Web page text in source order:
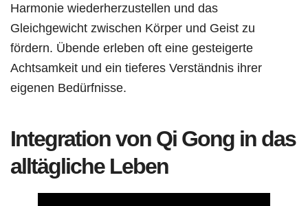
Harmonie wiederherzustellen und das
Gleichgewicht zwischen Körper und Geist zu
fördern. Übende erleben oft eine gesteigerte
Achtsamkeit und ein tieferes Verständnis ihrer
eigenen Bedürfnisse.
Integration von Qi Gong in das
alltägliche Leben